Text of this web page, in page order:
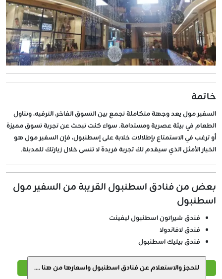
خاتمة
السفير مول يعد وجهة متكاملة تجمع بين التسوق الفاخر، الترفيه، وتناول
الطعام في بيئة عصرية ومستدامة. سواء كنت تبحث عن تجربة تسوق مميزة
أو ترغب في الاستمتاع بإطلالات خلابة على إسطنبول، فإن السفير مول هو
الخيار الأمثل الذي سيقدم لك تجربة فريدة لا تنسى خلال زيارتك للمدينة.
بعض من فنادق اسطنبول القريبة من السفير مول
اسطنبول
فندق شيراتون اسطنبول ليفينت
فندق لافاندولا
فندق بيليك اسطنبول